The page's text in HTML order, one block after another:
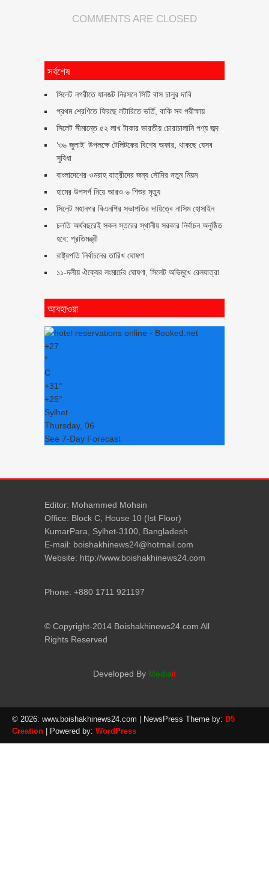
COMMENTS ARE CLOSED
সর্বশেষ
সিলেট নগরীতে যানজট নিরসনে সিটি বাস চালুর দাবি
প্রথম শ্রেণিতে ফিরছে লটারিতে ভর্তি, বাকি সব পরীক্ষায়
সিলেট সীমান্তে ৫২ লাখ টাকার ভারতীয় চোরাচালানি পণ্য জব্দ
‘৩৬ জুলাই’ উপলক্ষে টেলিটকের বিশেষ অফার, থাকছে যেসব
সুবিধা
বাংলাদেশের ওমরাহ যাত্রীদের জন্য সৌদির নতুন নিয়ম
হামের উপসর্গ নিয়ে আরও ৬ শিশুর মৃত্যু
সিলেট মহানগর বিএনপির সভাপতির দায়িত্বে নাসিম হোসাইন
চলতি অর্থবছরেই সকল স্তরের স্থানীয় সরকার নির্বাচন অনুষ্ঠিত
হবে: প্রতিমন্ত্রী
রাষ্ট্রপতি নির্বাচনের তারিখ ঘোষণা
১১-দলীয় ঐক্যের লংমার্চের ঘোষণা, সিলেট অভিমুখে রেলযাত্রা
আবহাওয়া
+27
°
C
+31°
+25°
Sylhet
Thursday, 06
See 7-Day Forecast
Editor: Mohammed Mohsin
Office: Block C, House 10 (Ist Floor)
KumarPara, Sylhet-3100, Bangladesh
E-mail: boishakhinews24@hotmail.com
Website: http://www.boishakhinews24.com
Phone: +880 1711 921197
© Copyright-2014 Boishakhinews24.com All
Rights Reserved
Developed By Mediait
© 2026: www.boishakhinews24.com | NewsPress Theme by: D5
Creation | Powered by: WordPress